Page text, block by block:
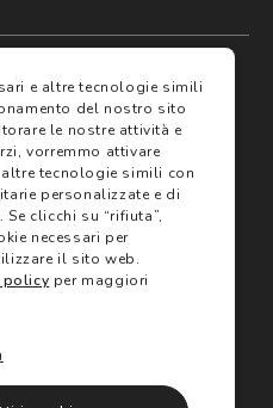
condizioni
vendita
di sicurezza sui prodotti
Privacy
cookie
e altre tecnologie simili
del nostro sito
le nostre attività e
vorremmo attivare
tecnologie simili con
personalizzate e di
Se clicchi su “rifiuta”,
necessari per
il sito web.
policy per maggiori